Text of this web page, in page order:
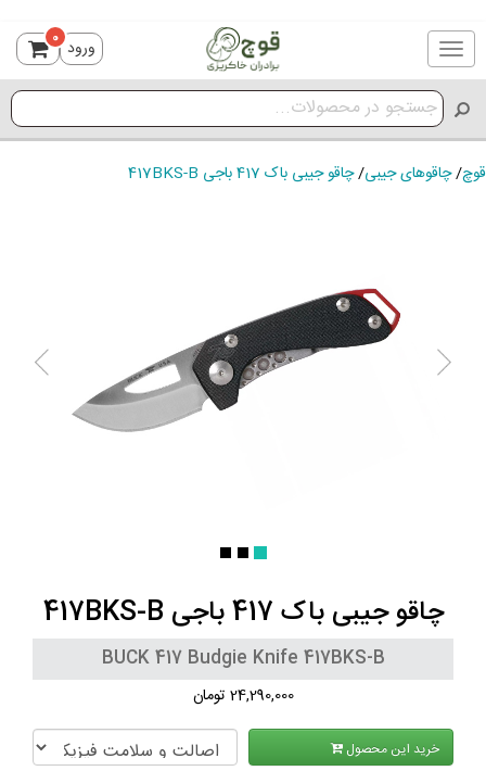
Toggle
navigation
ورود 0
قوچ/چاقوهای جیبی/چاقو جیبی باک 417 باجی 417BKS-B
چاقو جیبی باک 417 باجی 417BKS-B
BUCK 417 Budgie Knife 417BKS-B
24,290,000 تومان
خرید این محصول